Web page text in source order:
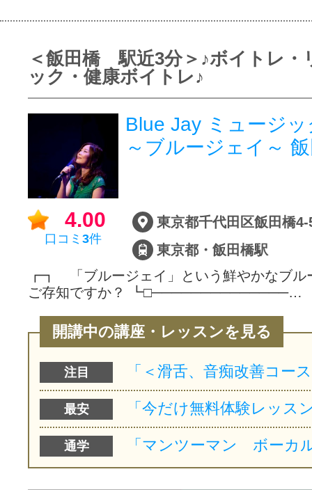
＜飯田橋 駅近3分＞♪ボイトレ・
ック・健康ボイトレ♪
Blue Jay ミュージ
～ブルージェイ～
4.00
口コミ 3件
東京都・飯田橋駅
┏┓ 「ブルージェイ」という鮮やかなブル
ご存知ですか？ ┗□──────────────…
開講中の講座・レッスンを見る
注目
最安
通学